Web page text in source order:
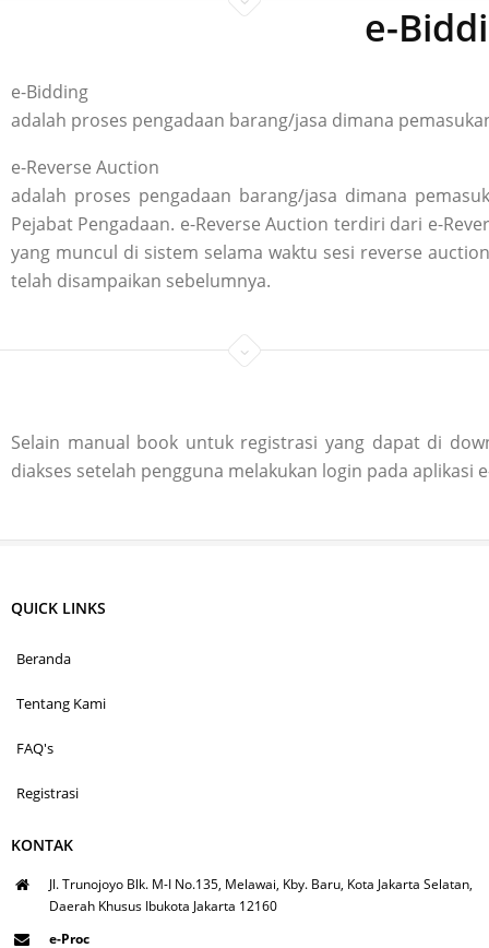
e-
e-Bidding
adalah proses pengadaan barang/jasa dimana
e-Reverse Auction
adalah proses pengadaan barang/jasa dimana
Pejabat Pengadaan. e-Reverse Auction terdiri dari e-
yang muncul di sistem selama waktu sesi reverse
telah disampaikan sebelumnya.
Selain manual book untuk registrasi yang dapat di
diakses setelah pengguna melakukan login pada aplikasi
QUICK LINKS
Beranda
Tentang Kami
FAQ's
Registrasi
KONTAK
Jl. Trunojoyo Blk. M-I No.135, Melawai, Kby. Baru, Kota Jakarta Selatan,
Daerah Khusus Ibukota Jakarta 12160
e-Proc